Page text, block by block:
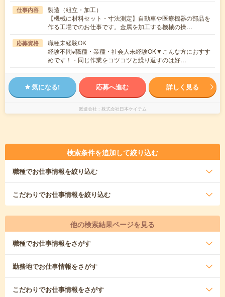
仕事内容
製造（組立・加工）
【機械に材料セット・寸法測定】自動車や医療機器の部品を
作る工場でのお仕事です。金属を加工する機械の操…
応募資格
職種未経験OK
経験不問※職種・業種・社会人未経験OK▼こんな方におすす
めです！・同じ作業をコツコツと繰り返すのは好…
気になる! 応募へ進む 詳しく見る
派遣会社 株式会社日本ケイテム
検索条件を追加して絞り込む
職種でお仕事情報を絞り込む
こだわりでお仕事情報を絞り込む
他の検索結果ページを見る
職種でお仕事情報をさがす
勤務地でお仕事情報をさがす
こだわりでお仕事情報をさがす